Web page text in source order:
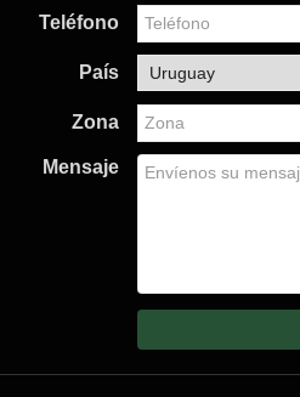
Teléfono
País
Zona
Mensaje